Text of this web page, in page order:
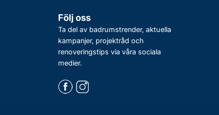
Följ oss
Ta del av badrumstrender, aktuella
kampanjer, projektråd och
renoveringstips via våra sociala
medier.